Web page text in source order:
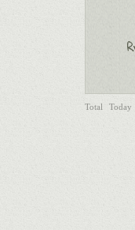
Total Today